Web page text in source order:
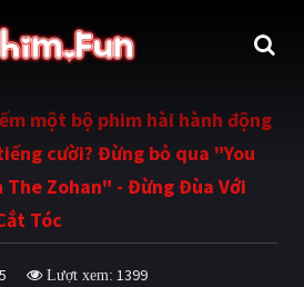
Hành động
Nhạc kịch
một bộ phim hài hành động
cười? Đừng bỏ qua "You
The Zohan" - Đừng Đùa Với
Tóc
Lượt xem: 1399